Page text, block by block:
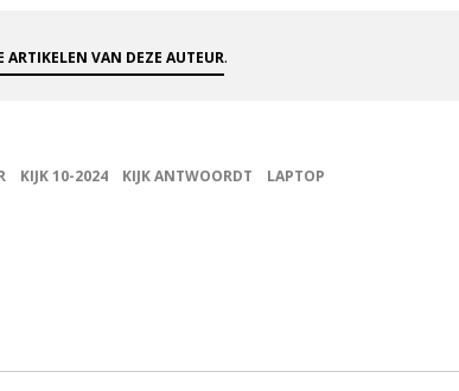
ARTIKELEN VAN DEZE AUTEUR.
KIJK 10-2024 KIJK ANTWOORDT LAPTOP